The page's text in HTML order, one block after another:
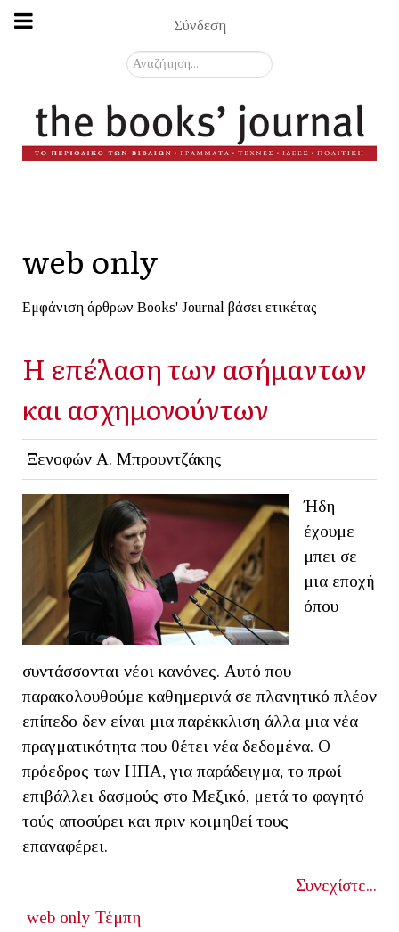
Σύνδεση
Αναζήτηση...
web only
Εμφάνιση άρθρων Books' Journal βάσει ετικέτας
Η επέλαση των ασήμαντων
και ασχημονούντων
Ξενοφών Α. Μπρουντζάκης
Ήδη
έχουμε
μπει σε
μια εποχή
όπου
συντάσσονται νέοι κανόνες. Αυτό που
παρακολουθούμε καθημερινά σε πλανητικό πλέον
επίπεδο δεν είναι μια παρέκκλιση άλλα μια νέα
πραγματικότητα που θέτει νέα δεδομένα. Ο
πρόεδρος των ΗΠΑ, για παράδειγμα, το πρωί
επιβάλλει δασμούς στο Μεξικό, μετά το φαγητό
τούς αποσύρει και πριν κοιμηθεί τους
επαναφέρει.
Συνεχίστε...
web only Τέμπη